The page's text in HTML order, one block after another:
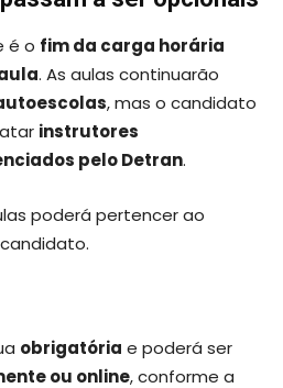
é o fim da carga horária
. As aulas continuarão
, mas o candidato
instrutores
pelo Detran.
poderá pertencer ao
obrigatória e poderá ser
ou online, conforme a